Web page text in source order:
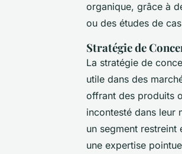
organique, grâce à
ou des études de
Stratégie de
La stratégie de
utile dans des
offrant des produits
incontesté dans leur
un segment
une expertise